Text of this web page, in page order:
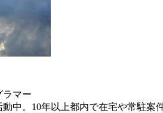
ラマー
中。10年以上都内で在宅や常駐案